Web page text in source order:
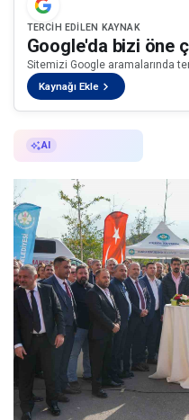
TERCIH EDILEN KAYNAK
Google'da bizi öne
Sitemizi Google aramalarında
Kaynağı Ekle
AI